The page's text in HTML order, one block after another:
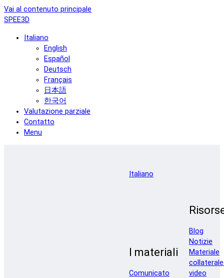
Vai al contenuto principale
SPEE3D
Italiano
English
Español
Deutsch
Français
日本語
한국어
Valutazione parziale
Contatto
Menu
Italiano
I materiali
Comunicato
Blog
Notizie
Materiale
video